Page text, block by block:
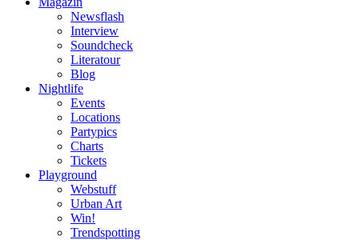
Newsflash
Interview
Soundcheck
Literatour
Blog
Nightlife
Events
Locations
Partypics
Charts
Tickets
Playground
Webstuff
Urban Art
Win!
Trendspotting